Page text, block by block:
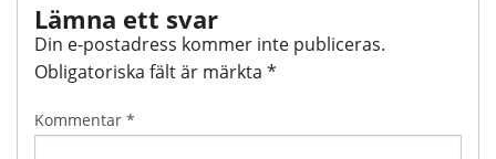
Lämna ett svar
Din e-postadress kommer inte publiceras.
Obligatoriska fält är märkta *
Kommentar *